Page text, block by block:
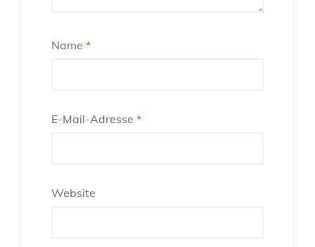
Name *
E-Mail-Adresse *
Website